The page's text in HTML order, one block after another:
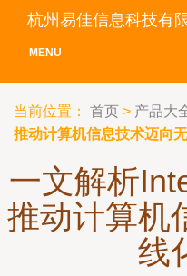
杭州易佳信息科技有
MENU
当前位置： 首页 > 产品大
推动计算机信息技术迈向
一文解析
推动计算机
线